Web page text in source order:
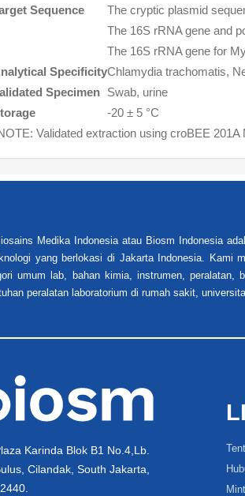
Sequence
The cryptic plasmid
The 16S rRNA gene and
The 16S rRNA gene for
SpecificityChlamydia trachomatis,
Specimen
Swab, urine
-20 ± 5 °C
Validated extraction using croBEE
Medika Indonesia atau Biosm Indonesia
yang berlokasi di Jakarta Indonesia. Kami
umum lab, bahan kimia, instrumen,
peralatan laboratorium di rumah sakit,
Karinda Blok B1 No.4,Lb.
Cilandak, South Jakarta,